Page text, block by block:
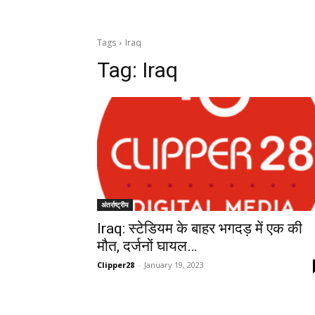
Tags Iraq
Tag: Iraq
अंतर्राष्ट्रीय
Iraq: स्टेडियम के बाहर भगदड़ में एक की
मौत, दर्जनों घायल…
Clipper28 - January 19, 2023